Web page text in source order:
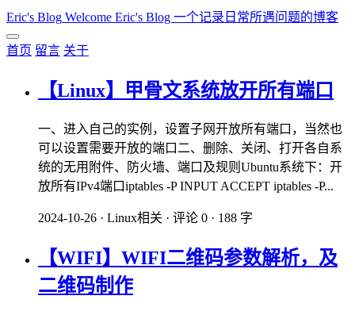
Eric's Blog Welcome Eric's Blog 一个记录日常所遇问题的博客
首页 留言 关于
【Linux】甲骨文系统放开所有端口
一、进入自己的实例，设置子网开放所有端口，当然也
可以设置需要开放的端口二、删除、关闭、打开各自系
统的无用附件、防火墙、端口及规则Ubuntu系统下：开
放所有IPv4端口iptables -P INPUT ACCEPT iptables -P...
2024-10-26 · Linux相关 · 评论 0 · 188 字
【WIFI】WIFI二维码参数解析，及
二维码制作